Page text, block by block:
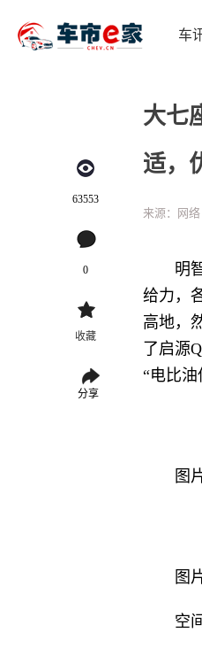
车
63553
0
收藏
分享
大七
适，
来源：网络
明
给力，
高地，
了启源
“电比
图
图
空